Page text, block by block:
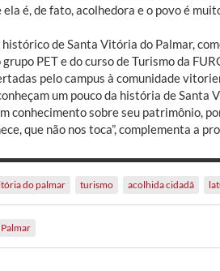
ela é, de fato, acolhedora e o povo é
de Santa Vitória do Palmar,
grupo PET e do curso de Turismo da
pelo campus à comunidade
um pouco da história de
conhecimento sobre seu patrimônio,
que não nos toca”, complementa a
do palmar turismo acolhida cidadã